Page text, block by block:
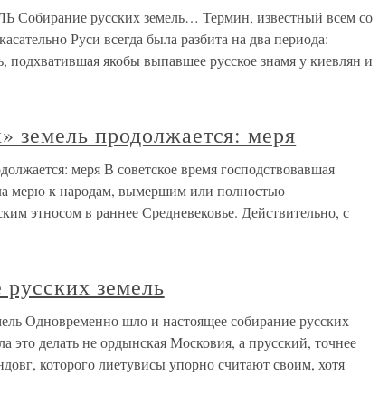
русских земель… Термин, известный всем со
Руси всегда была разбита на два периода:
подхватившая якобы выпавшее русское знамя у киевлян и
земель продолжается: меря
меря В советское время господствовавшая
мерю к народам, вымершим или полностью
этносом в раннее Средневековье. Действительно, с
земель
Одновременно шло и настоящее собирание русских
это делать не ордынская Московия, а прусский, точнее
которого лиетувисы упорно считают своим, хотя